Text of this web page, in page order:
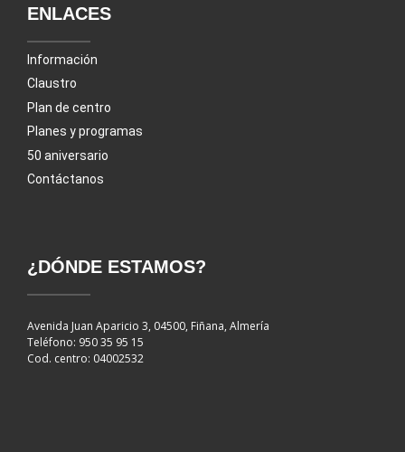
ENLACES
Información
Claustro
Plan de centro
Planes y programas
50 aniversario
Contáctanos
¿DÓNDE ESTAMOS?
Avenida Juan Aparicio 3, 04500, Fiñana, Almería
Teléfono: 950 35 95 15
Cod. centro: 04002532